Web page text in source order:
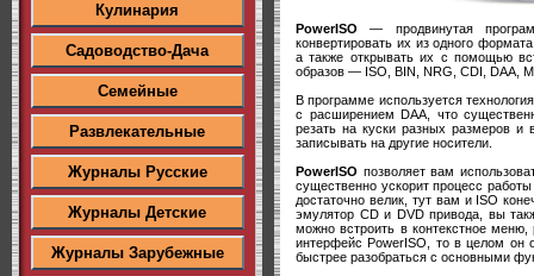
Кулинария
Садоводство-Дача
Семейные
Развлекательные
Журналы Русские
Журналы Детские
Журналы Зарубежные
PowerISO — продвинутая
конвертировать их из одного
а также открывать их с помощью
образов — ISO, BIN, NRG, CDI, DAA,
В программе используется
с расширением DAA, что
резать на куски разных размеров
записывать на другие носители.
PowerISO позволяет вам
существенно ускорит процесс
достаточно велик, тут вам и ISO
эмулятор CD и DVD привода, вы
можно встроить в контекстное меню,
интерфейс PowerISO, то в целом он
быстрее разобраться с основными